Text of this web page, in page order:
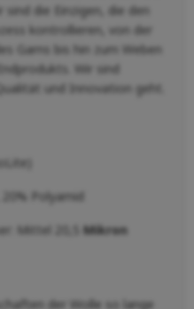
sind die Einzigen, die den
kontrollieren, von der
Garns bis hin zum Weben
Wir sind
und Innovation geht.
Polyamid
Mittel 20,5 Mikron
der Wolle so lange